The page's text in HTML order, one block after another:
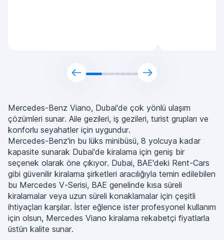
Mercedes-Benz Viano, Dubai'de çok yönlü ulaşım
çözümleri sunar. Aile gezileri, iş gezileri, turist grupları ve
konforlu seyahatler için uygundur.
Mercedes-Benz'in bu lüks minibüsü, 8 yolcuya kadar
kapasite sunarak Dubai'de kiralama için geniş bir
seçenek olarak öne çıkıyor. Dubai, BAE'deki Rent-Cars
gibi güvenilir kiralama şirketleri aracılığıyla temin edilebilen
bu Mercedes V-Serisi, BAE genelinde kısa süreli
kiralamalar veya uzun süreli konaklamalar için çeşitli
ihtiyaçları karşılar. İster eğlence ister profesyonel kullanım
için olsun, Mercedes Viano kiralama rekabetçi fiyatlarla
üstün kalite sunar.